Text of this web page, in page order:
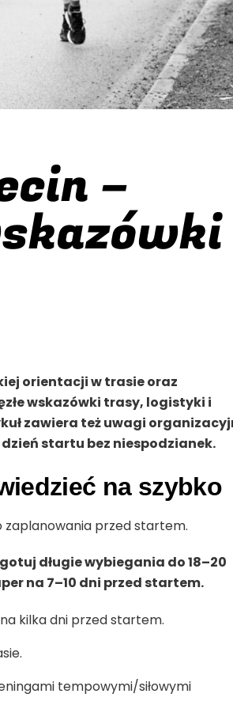
–
orientacji w trasie oraz
wskazówki trasy, logistyki i
zawiera też uwagi
startu bez niespodzianek.
na szybko
zaplanowania przed startem.
długie wybiegania do 18–20
na 7–10 dni przed startem.
kilka dni przed startem.
tempowymi/siłowymi